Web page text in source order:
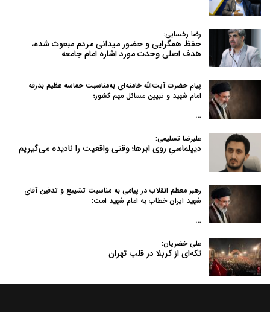
رضا رخسایی:
حفظ همگرایی و حضور میدانی مردم مبعوث شده،
هدف اصلی وحدت مورد اشاره امام جامعه
پیام حضرت آیت‌الله خامنه‌ای به‌مناسبت حماسه عظیم بدرقه
امام شهید و تبیین مسائل مهم کشور؛
…
علیرضا تسلیمی:
دیپلماسیِ روی ابرها؛ وقتی واقعیت را نادیده می‌گیریم
رهبر معظم انقلاب در پیامی به‌ مناسبت تشییع و تدفین آقای
شهید ایران خطاب به امام شهید امت:
…
علی خضریان:
تکه‌ای از کربلا در قلب تهران